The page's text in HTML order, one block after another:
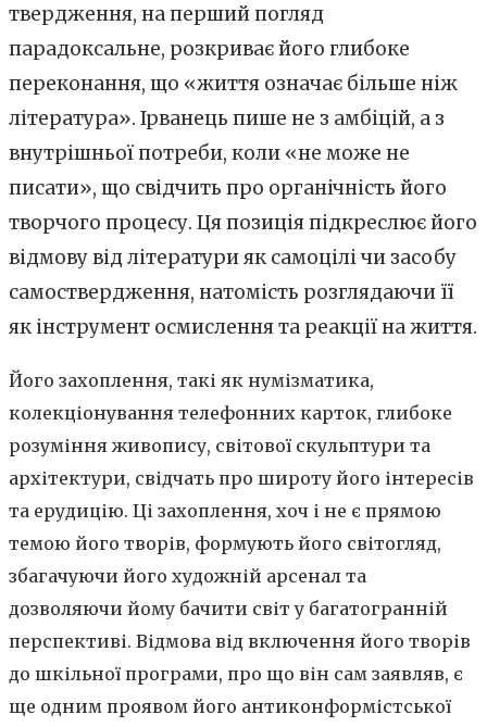
твердження, на перший погляд
парадоксальне, розкриває його глибоке
переконання, що «життя означає більше ніж
література». Ірванець пише не з амбіцій, а з
внутрішньої потреби, коли «не може не
писати», що свідчить про органічність його
творчого процесу. Ця позиція підкреслює його
відмову від літератури як самоцілі чи засобу
самоствердження, натомість розглядаючи її
як інструмент осмислення та реакції на життя.
Його захоплення, такі як нумізматика,
колекціонування телефонних карток, глибоке
розуміння живопису, світової скульптури та
архітектури, свідчать про широту його інтересів
та ерудицію. Ці захоплення, хоч і не є прямою
темою його творів, формують його світогляд,
збагачуючи його художній арсенал та
дозволяючи йому бачити світ у багатогранній
перспективі. Відмова від включення його творів
до шкільної програми, про що він сам заявляв, є
ще одним проявом його антиконформістської